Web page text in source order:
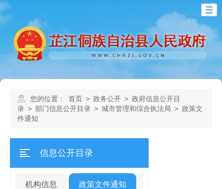
您的位置： 首页 > 政务公开 > 政府信息公开目
录 > 部门信息公开目录 > 城市管理和综合执法局 > 政策文
件通知
信息公开目录
机构信息 政策文件通知